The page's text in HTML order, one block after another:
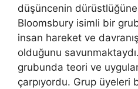
düşüncenin dürüstlüğüne
Bloomsbury isimli bir
insan hareket ve
olduğunu
grubunda teori ve
çarpıyordu. Grup üyeleri